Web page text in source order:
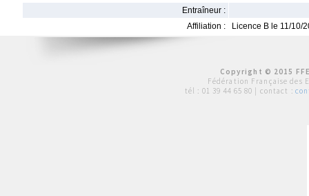
Entraîneur :
Affiliation :
Licence B le 11/10/
Copyright © 2015
Fédération Française des
tél : 01 39 44 65 80 | contact :